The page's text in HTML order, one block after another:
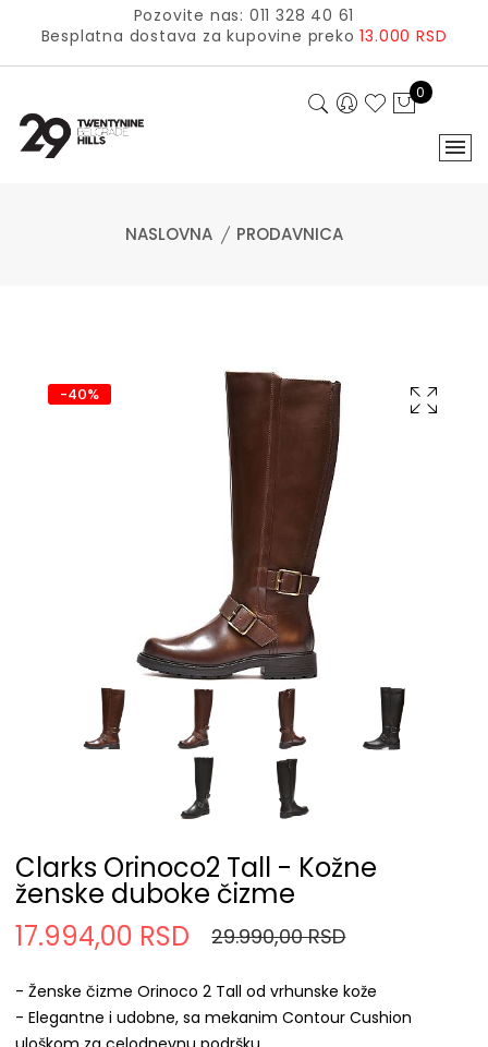
Pozovite nas: 011 328 40 61
Besplatna dostava za kupovine preko13.000 RSD
0
NASLOVNA PRODAVNICA
-40%
Clarks Orinoco2 Tall - Kožne
ženske duboke čizme
17.994,00 RSD
29.990,00 RSD
- Ženske čizme Orinoco 2 Tall od vrhunske kože
- Elegantne i udobne, sa mekanim Contour Cushion